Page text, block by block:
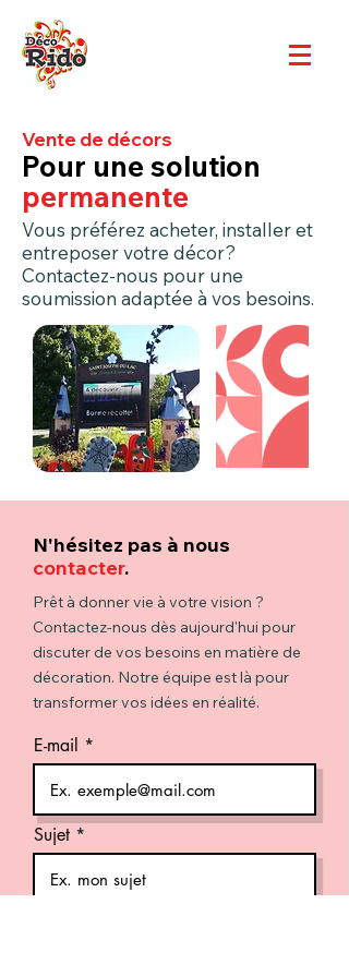
Vente de décors
Pour une solution
permanente
Vous préférez acheter, installer et
entreposer votre décor?
Contactez-nous pour une
soumission adaptée à vos besoins.
N'hésitez pas à nous
contacter.
Prêt à donner vie à votre vision ?
Contactez-nous dès aujourd'hui pour
discuter de vos besoins en matière de
décoration. Notre équipe est là pour
transformer vos idées en réalité.
E-mail
Sujet